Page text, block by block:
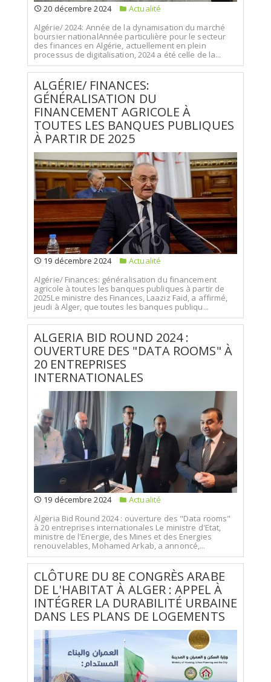
20 décembre 2024
Actualité
Algérie/ 2024: Année de la dynamisation du marché
boursier nationalAnnée particulière pour le secteur
des finances en Algérie, actuellement en plein
processus de digitalisation, 2024 a été celle de la...
ALGÉRIE/ FINANCES:
GÉNÉRALISATION DU
FINANCEMENT AGRICOLE À
TOUTES LES BANQUES PUBLIQUES
À PARTIR DE 2025
19 décembre 2024
Actualité
Algérie/ Finances: généralisation du financement
agricole à toutes les banques publiques à partir de
2025Le ministre des Finances, Laaziz Faid, a affirmé,
jeudi à Alger, que toutes les banques publiqu...
ALGERIA BID ROUND 2024 :
OUVERTURE DES "DATA ROOMS" À
20 ENTREPRISES
INTERNATIONALES
19 décembre 2024
Actualité
Algeria Bid Round 2024 : ouverture des "Data rooms"
à 20 entreprises internationales Le ministre d'Etat,
ministre de l'Energie, des Mines et des Energies
renouvelables, Mohamed Arkab, a annoncé,...
CLÔTURE DU 8E CONGRÈS ARABE
DE L'HABITAT À ALGER : APPEL À
INTÉGRER LA DURABILITÉ URBAINE
DANS LES PLANS DE LOGEMENTS